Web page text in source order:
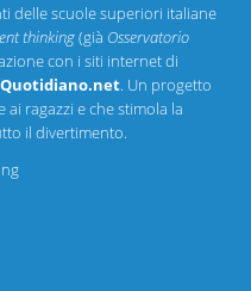
delle scuole superiori italiane
thinking(già Osservatorio
con i siti internet di
Quotidiano.net. Un progetto
ragazzi e che stimola la
il divertimento.